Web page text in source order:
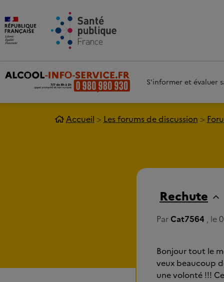
S'informer et évaluer
Accueil Les forums de discussion
Rechute
ParCat7564 , le
Bonjour tout le
veux beaucoup
une volonté !!!